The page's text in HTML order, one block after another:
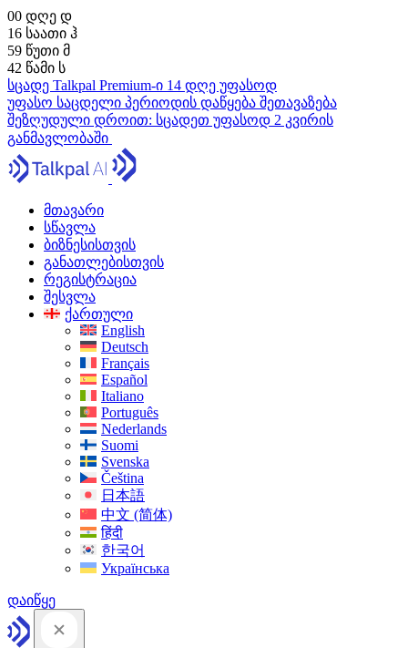
00 დღე დ
16 საათი ჰ
59 წუთი მ
41 წამი ს
სცადე Talkpal Premium-ი 14 დღე უფასოდ
უფასო საცდელი პერიოდის დაწყება შეთავაზება
შეზღუდული დროით: სცადეთ უფასოდ 2 კვირის
განმავლობაში
მთავარი
სწავლა
ბიზნესისთვის
განათლებისთვის
რეგისტრაცია
შესვლა
ქართული
English
Deutsch
Français
Español
Italiano
Português
Nederlands
Suomi
Svenska
Čeština
日本語
中文 (简体)
हिंदी
한국어
Українська
დაიწყე